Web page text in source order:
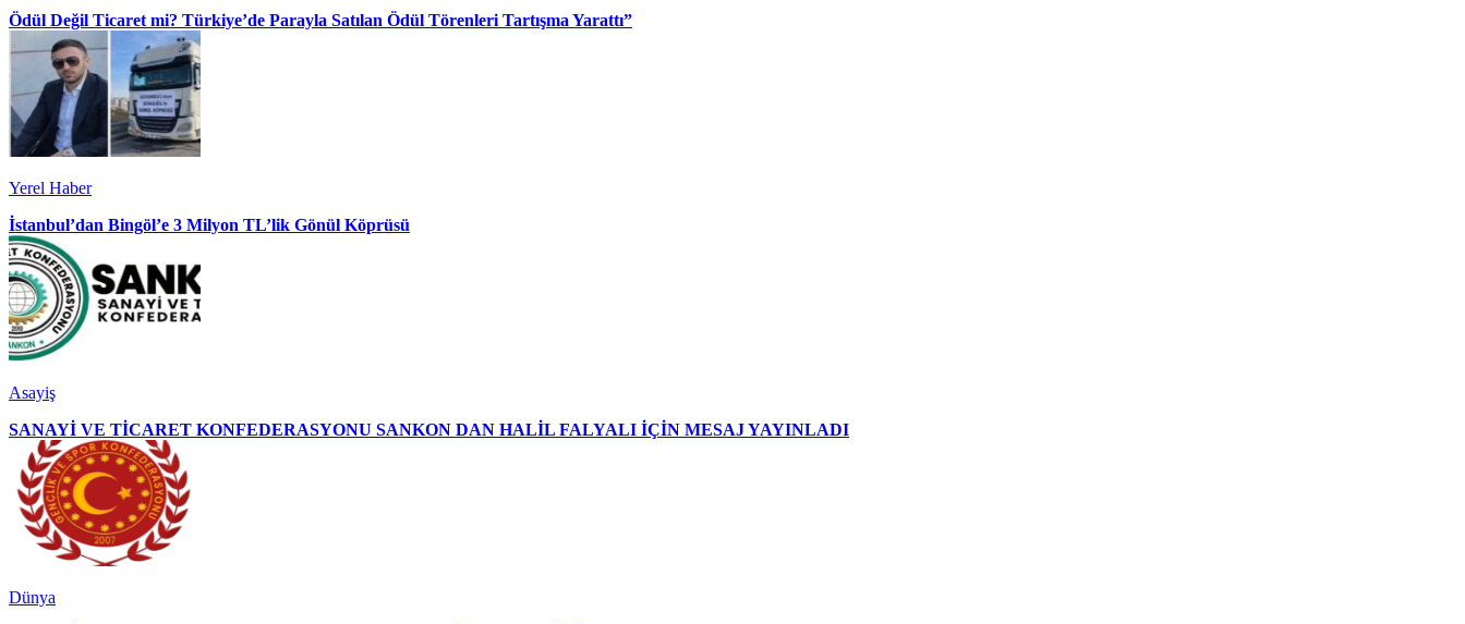
Ödül Değil Ticaret mi? Türkiye’de Parayla Satılan Ödül Törenleri Tartışma Yarattı”
Yerel Haber
İstanbul’dan Bingöl’e 3 Milyon TL’lik Gönül Köprüsü
Asayiş
SANAYİ VE TİCARET KONFEDERASYONU SANKON DAN HALİL FALYALI İÇİN MESAJ YAYINLADI
Dünya